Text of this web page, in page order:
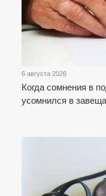
6 августа 2026
Когда сомнения в
усомнился в